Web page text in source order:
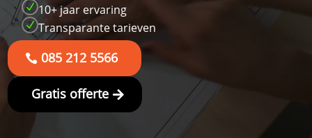
N 10+ jaar ervaring
N Transparante tarieven
085 212 5566
Gratis offerte